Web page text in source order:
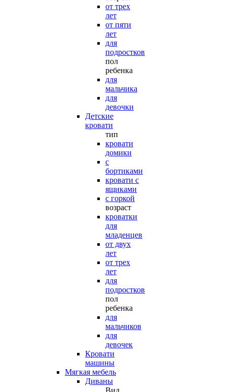
от трех
лет
от пяти
лет
для
подростков
пол
ребенка
для
мальчика
для
девочки
Детские
кровати
тип
кровати
домики
с
бортиками
кровати с
ящиками
с горкой
возраст
кроватки
для
младенцев
от двух
лет
от трех
лет
для
подростков
пол
ребенка
для
мальчиков
для
девочек
Кровати
машины
Мягкая мебель
Диваны
Вид